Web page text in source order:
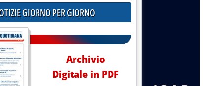
GIORNO PER GIORNO
Archivio
Digitale in PDF